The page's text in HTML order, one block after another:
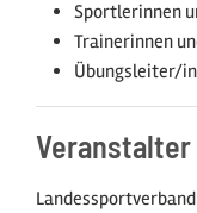
Sportlerinnen
Trainerinnen
Übungsleiter/
Veranstalter